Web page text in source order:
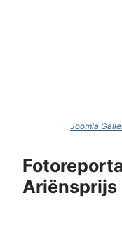
Joomla
Ariënsprijs